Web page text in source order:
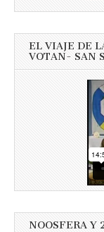
EL VIAJE DE
VOTAN- SAN
NOOSFERA Y